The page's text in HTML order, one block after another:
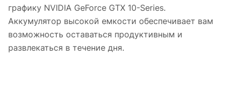
графику NVIDIA GeForce GTX 10-Series.
Аккумулятор высокой емкости обеспечивает вам
возможность оставаться продуктивным и
развлекаться в течение дня.